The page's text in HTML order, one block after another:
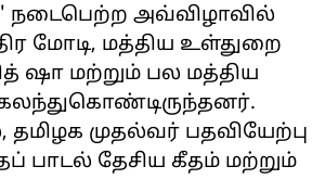
நடைபெற்ற அவ்விழாவில்
மோடி, மத்திய உள்துறை
ஷா மற்றும் பல மத்திய
தமிழக முதல்வர் பதவியேற்பு
பாடல் தேசிய கீதம் மற்றும்